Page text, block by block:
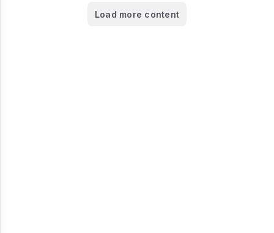
Load more content